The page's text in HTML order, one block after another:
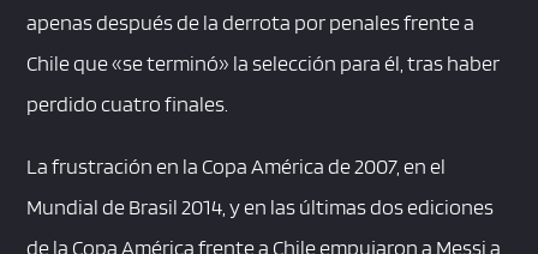
apenas después de la derrota por penales frente a
Chile que «se terminó» la selección para él, tras haber
perdido cuatro finales.
La frustración en la Copa América de 2007, en el
Mundial de Brasil 2014, y en las últimas dos ediciones
de la Copa América frente a Chile empujaron a Messi a